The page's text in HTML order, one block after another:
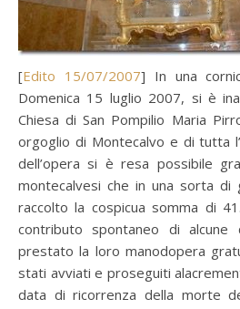
[ Edito 15/07/2007] In una
Domenica 15 luglio 2007, si è
Chiesa di San Pompilio Maria
orgoglio di Montecalvo e di tutta
dell’opera si è resa possibile
montecalvesi che in una sorta di
raccolto la cospicua somma di
contributo spontaneo di alcune
prestato la loro manodopera
stati avviati e proseguiti
data di ricorrenza della morte